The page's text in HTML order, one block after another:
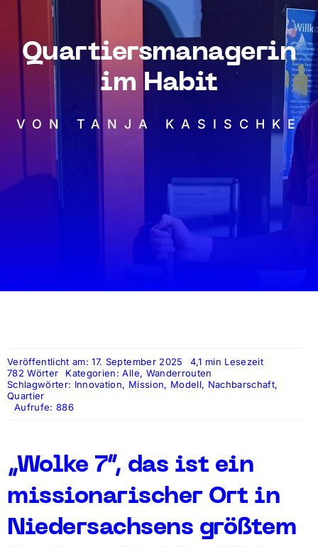
Quartiersmanagerin
im Habit
VON TANJA KASISCHKE
Veröffentlicht am: 17. September 2025
4,1 min Lesezeit
782 Wörter
Kategorien:Alle, Wanderrouten
Schlagwörter: Innovation, Mission, Modell, Nachbarschaft,
Quartier
Aufrufe: 886
„Wolke 7“, das ist ein
missionarischer Ort in
Niedersachsens größtem